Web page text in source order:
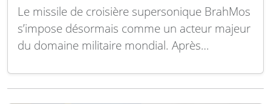
Le missile de croisière supersonique BrahMos
s’impose désormais comme un acteur majeur
du domaine militaire mondial. Après
considéré comme pratiquement impossible à